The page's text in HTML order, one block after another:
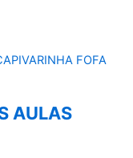
AULAS